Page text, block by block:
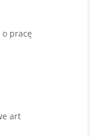
o pracę
art